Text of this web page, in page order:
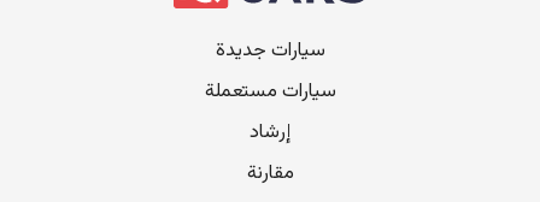
سيارات جديدة
سيارات مستعملة
إرشاد
مقارنة